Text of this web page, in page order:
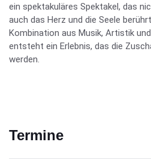
ein spektakuläres Spektakel, das
auch das Herz und die Seele
Kombination aus Musik, Artistik
entsteht ein Erlebnis, das die
werden.
Termine